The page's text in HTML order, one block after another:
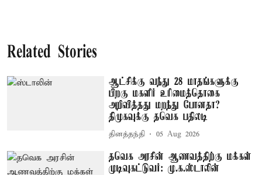
Related Stories
ஆட்சிக்கு வந்து 28 மாதங்களுக்கு
பிறகு மகளிர் உரிமைத்தொகை
அறிவித்தது மறந்து போனதா?
திமுகவுக்கு தவெக பதிலடி
தினத்தந்தி 05 Aug 2026
தவெக அரசின் ஆணவத்திற்கு மக்கள்
முடிவுகட்டுவர்: மு.க.ஸ்டாலின்